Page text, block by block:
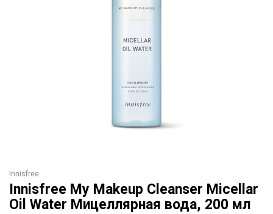
Innisfree
Innisfree My Makeup Cleanser Micellar
Oil Water Мицеллярная вода, 200 мл